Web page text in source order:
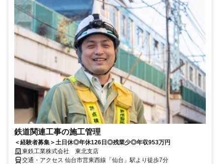
鉄道関連工事の施工管理
＜経験者募集＞土日休◎年休126日◎残業少◎年収953万円
東鉄工業株式会社 東北支店
交通・アクセス 仙台市営東西線「仙台」駅より徒歩7分